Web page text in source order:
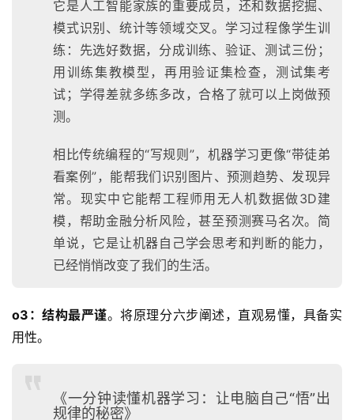
它是人工智能家族的重要成员，还和数据挖掘、
模式识别、统计等领域交叉。学习过程像学生训
练：先选好数据，分成训练、验证、测试三份；
用训练集教模型，再用验证集检查，测试集考
试；学得差就多练多改，合格了就可以上岗做预
测。
相比传统编程的“写规则”，机器学习更像“带徒弟
看案例”，能帮我们识别图片、预测趋势、发现异
常。现实中它能帮工程师用无人机数据做3D建
模，帮助金融分析风险，甚至预测赛马名次。简
单说，它是让机器自己学会思考和判断的能力，
已经悄悄改变了我们的生活。
o3：结构最严谨。将原理分六步阐述，直观易懂，具备实
用性。
《一分钟读懂机器学习：让电脑自己“悟”出
规律的秘密》